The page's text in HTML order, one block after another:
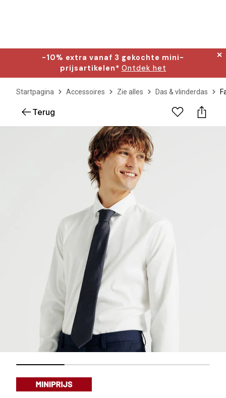
-10% extra vanaf 3 gekochte mini-
prijsartikelen* Ontdek het
✕
Startpagina Accessoires Zie alles Das & vlinderdas
Terug